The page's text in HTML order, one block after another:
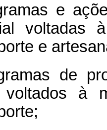
e
voltadas
e
de
voltados à